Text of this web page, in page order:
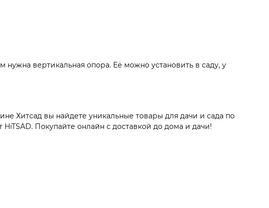
вертикальная опора. Её можно установить в саду, у
Хитсад вы найдете уникальные товары для дачи и сада по
Покупайте онлайн с доставкой до дома и дачи!